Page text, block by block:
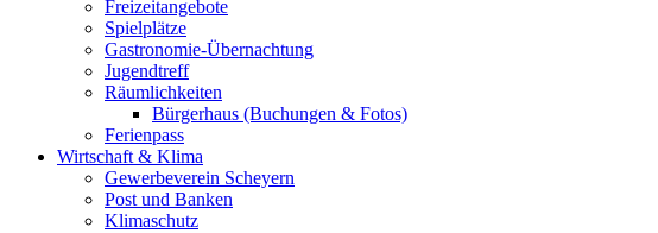
Freizeitangebote
Spielplätze
Gastronomie-Übernachtung
Jugendtreff
Räumlichkeiten
Bürgerhaus (Buchungen & Fotos)
Ferienpass
Wirtschaft & Klima
Gewerbeverein Scheyern
Post und Banken
Klimaschutz